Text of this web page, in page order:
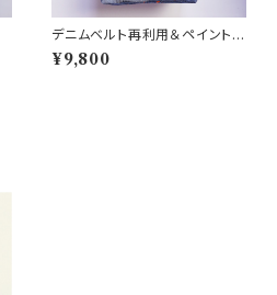
デニムベルト再利用＆ペイント加
工の一点物ハンドメイドバッグ
¥9,800